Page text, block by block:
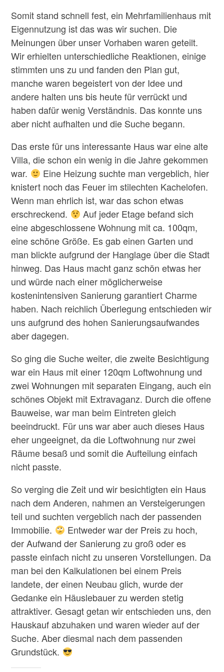
Somit stand schnell fest, ein Mehrfamilienhaus mit
Eigennutzung ist das was wir suchen. Die
Meinungen über unser Vorhaben waren geteilt.
Wir erhielten unterschiedliche Reaktionen, einige
stimmten uns zu und fanden den Plan gut,
manche waren begeistert von der Idee und
andere halten uns bis heute für verrückt und
haben dafür wenig Verständnis. Das konnte uns
aber nicht aufhalten und die Suche begann.
Das erste für uns interessante Haus war eine alte
Villa, die schon ein wenig in die Jahre gekommen
war.
Eine Heizung suchte man vergeblich, hier
knistert noch das Feuer im stilechten Kachelofen.
Wenn man ehrlich ist, war das schon etwas
erschreckend.
Auf jeder Etage befand sich
eine abgeschlossene Wohnung mit ca. 100qm,
eine schöne Größe. Es gab einen Garten und
man blickte aufgrund der Hanglage über die Stadt
hinweg. Das Haus macht ganz schön etwas her
und würde nach einer möglicherweise
kostenintensiven Sanierung garantiert Charme
haben. Nach reichlich Überlegung entschieden wir
uns aufgrund des hohen Sanierungsaufwandes
aber dagegen.
So ging die Suche weiter, die zweite Besichtigung
war ein Haus mit einer 120qm Loftwohnung und
zwei Wohnungen mit separaten Eingang, auch ein
schönes Objekt mit Extravaganz. Durch die offene
Bauweise, war man beim Eintreten gleich
beeindruckt. Für uns war aber auch dieses Haus
eher ungeeignet, da die Loftwohnung nur zwei
Räume besaß und somit die Aufteilung einfach
nicht passte.
So verging die Zeit und wir besichtigten ein Haus
nach dem Anderen, nahmen an Versteigerungen
teil und suchten vergeblich nach der passenden
Immobilie.
Entweder war der Preis zu hoch,
der Aufwand der Sanierung zu groß oder es
passte einfach nicht zu unseren Vorstellungen. Da
man bei den Kalkulationen bei einem Preis
landete, der einen Neubau glich, wurde der
Gedanke ein Häuslebauer zu werden stetig
attraktiver. Gesagt getan wir entschieden uns, den
Hauskauf abzuhaken und waren wieder auf der
Suche. Aber diesmal nach dem passenden
Grundstück.